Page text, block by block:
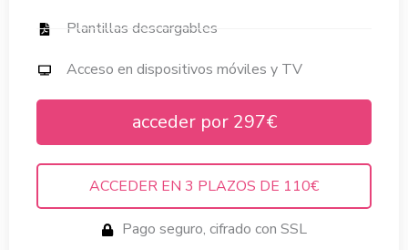
Plantillas descargables
Acceso en dispositivos móviles y TV
acceder por 297€
ACCEDER EN 3 PLAZOS DE 110€
Pago seguro, cifrado con SSL